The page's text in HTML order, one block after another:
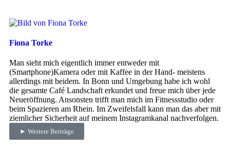
Fiona Torke
Man sieht mich eigentlich immer entweder mit
(Smartphone)Kamera oder mit Kaffee in der Hand- meistens
allerdings mit beidem. In Bonn und Umgebung habe ich wohl
die gesamte Café Landschaft erkundet und freue mich über jede
Neueröffnung. Ansonsten trifft man mich im Fitnessstudio oder
beim Spazieren am Rhein. Im Zweifelsfall kann man das aber mit
ziemlicher Sicherheit auf meinem Instagramkanal nachverfolgen.
► Weitere Beiträge